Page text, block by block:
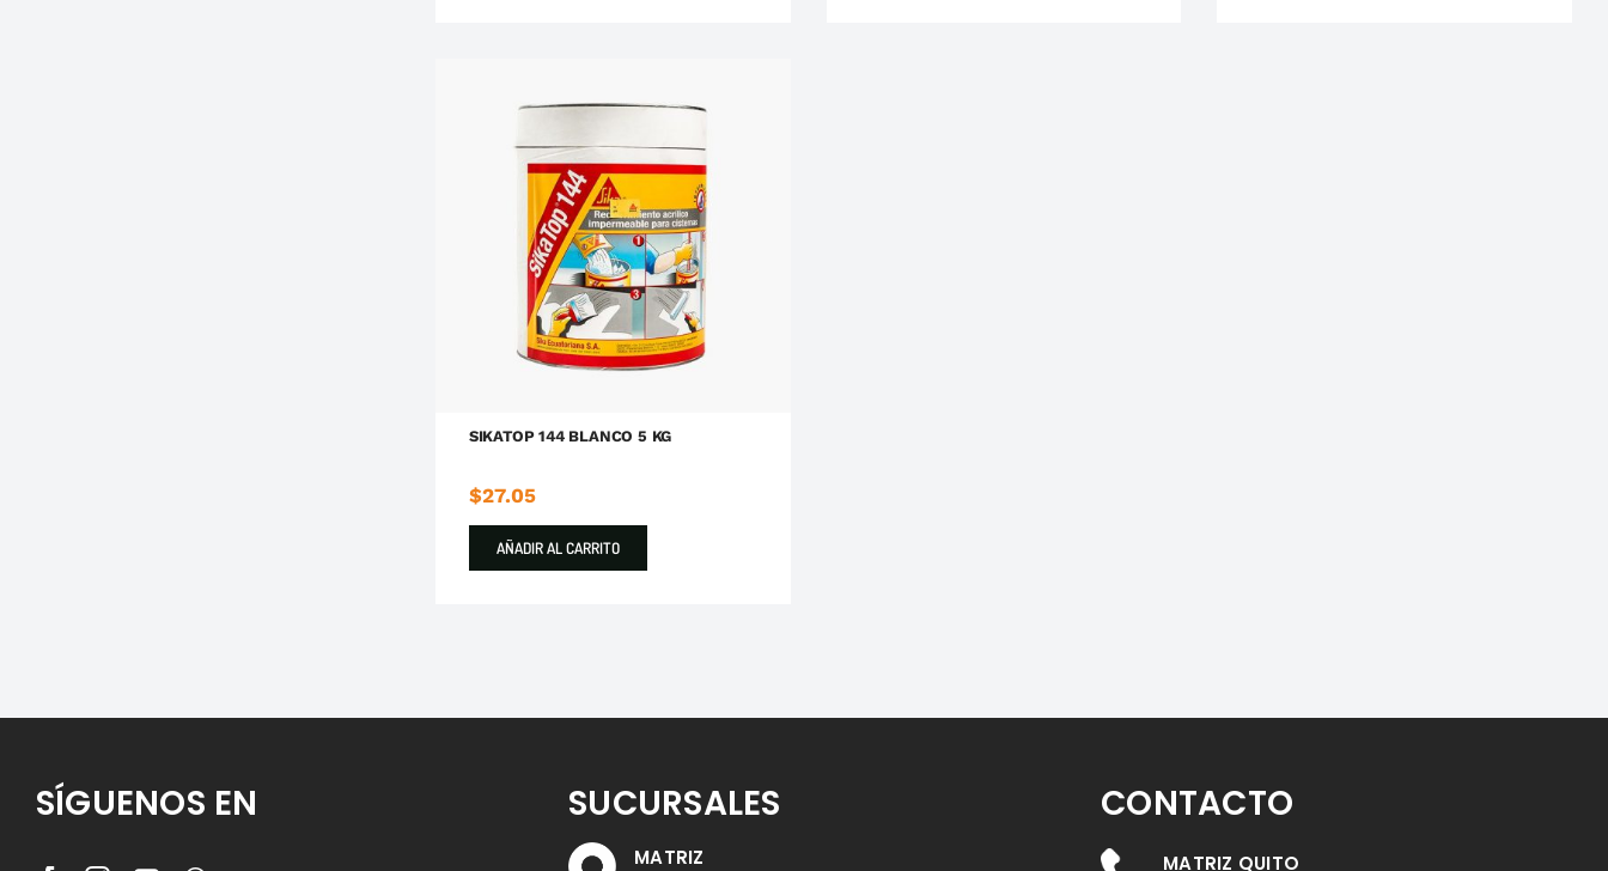
Impermeabilizantes Sika
SIKATOP 144 BLANCO 5 KG
$27.05
AÑADIR AL CARRITO
SÍGUENOS EN SUCURSALES
MATRIZ
CONTACTO
MATRIZ QUITO